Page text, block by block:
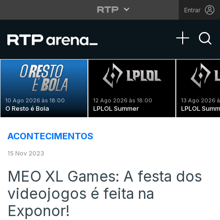
Entrar
Toggle
10 Ago 2026 às 18:00
O Resto é Bola
12 Ago 2026 às 18:00
LPLOL Summer
13 Ago 2026
LPLOL
ACONTECIMENTOS
15 Nov 2023
MEO XL Games: A festa dos
videojogos é feita na
Exponor!